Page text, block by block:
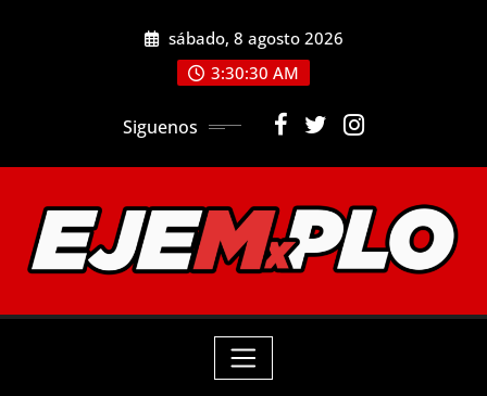
sábado, 8 agosto 2026
3:30:31 AM
Siguenos